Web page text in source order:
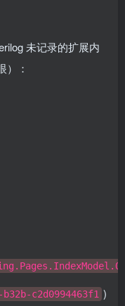
未记录的扩展内
）：
c2d0994463f1 )